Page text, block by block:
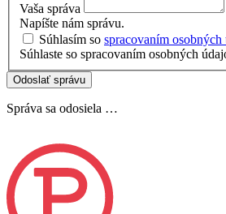
Vaša správa
Napíšte nám správu.
Súhlasím so spracovaním osobných
Súhlaste so spracovaním osobných
Odoslať správu
Správa sa odosiela …